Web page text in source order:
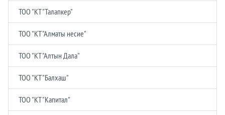
ТОО "КТ "Талапкер"
ТОО "КТ "Алматы несие"
ТОО "КТ "Алтын Дала"
ТОО "КТ "Балхаш"
ТОО "КТ "Капитал"